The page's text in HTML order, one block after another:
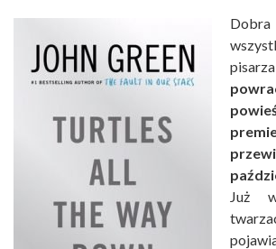
Już